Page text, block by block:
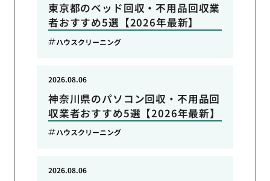
東京都のベッド回収・不用品回収業
者おすすめ5選【2026年最新】
ハウスクリーニング
神奈川県のパソコン回収・不用品回
収業者おすすめ5選【2026年最新】
2026.08.06
ハウスクリーニング
2026.08.06